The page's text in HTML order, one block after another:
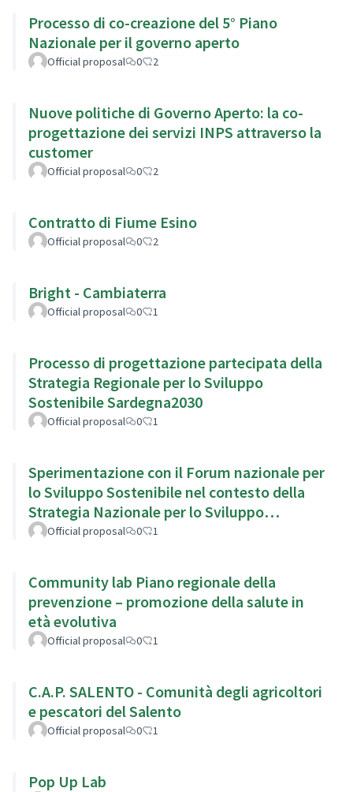
Processo di co-creazione del 5° Piano
Nazionale per il governo aperto
Official proposal 0 2
Nuove politiche di Governo Aperto: la co-
progettazione dei servizi INPS attraverso la
customer
Official proposal 0 2
Contratto di Fiume Esino
Official proposal 0 2
Bright - Cambiaterra
Official proposal 0 1
Processo di progettazione partecipata della
Strategia Regionale per lo Sviluppo
Sostenibile Sardegna2030
Official proposal 0 1
Sperimentazione con il Forum nazionale per
lo Sviluppo Sostenibile nel contesto della
Strategia Nazionale per lo Sviluppo
Sostenibile
Official proposal 0 1
Community lab Piano regionale della
prevenzione – promozione della salute in
età evolutiva
Official proposal 0 1
C.A.P. SALENTO - Comunità degli agricoltori
e pescatori del Salento
Official proposal 0 1
Pop Up Lab